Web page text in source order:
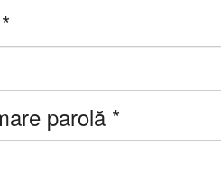
*
parolă *